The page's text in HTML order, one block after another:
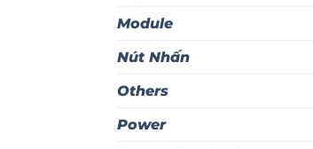
Module
Nút Nhấn
Others
Power